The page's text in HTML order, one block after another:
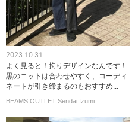
2023.10.31
よく見ると！拘りデザインなんです！
黒のニットは合わせやすく、コーディ
ネートが引き締まるのもおすすめ...
BEAMS OUTLET Sendai Izumi